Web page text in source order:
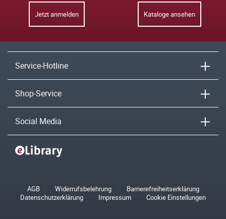
Jetzt anmelden Kataloge ansehen
Service-Hotline
Shop-Service
Social Media
AGB Widerrufsbelehrung
Barrierefreiheitserklärung
Datenschutzerklärung
Impressum Cookie Einstellungen